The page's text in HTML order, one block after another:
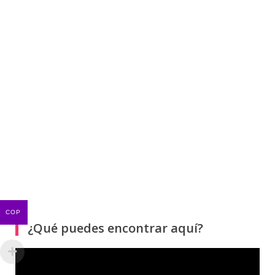
¿Qué puedes encontrar aquí?
Reproductor
COP